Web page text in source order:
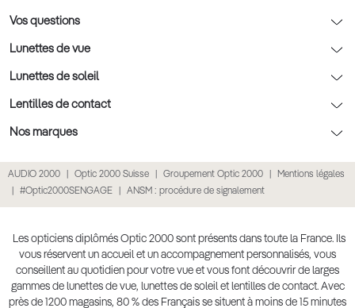
Rendez-vous prévision
Nos conseils lentilles
Nos conseils enfants
Nos conseils santé visuelle
Tout savoir sur nos verres
Optic 2000 à domicile
Le contrôle de la vue chez votre opticien
L'entretien de votre équipement
La prise de rendez-vous en ligne
Point expert basse vision
Click & collect : Livraison gratuite en magasin
Accessibilité
Vos questions
Politique cookies
Conditions des offres
Politique de confidentialité des données
Retours et remboursements
Lunettes de vue
Lunettes de vue
Lunettes de vue homme
Lunettes de vue femme
Lunettes de vue Ray-Ban
Lunettes de vue Gucci
Lunettes de vue Chloé
Lunettes de vue Burberry
Lunettes de soleil
Lunettes de soleil
Lunettes de soleil homme
Lunettes de soleil enfant
Lunettes de soleil Ray-Ban
Lunettes de soleil Prada
Lunettes de soleil Gucci
Soldes Ete 2025
Lentilles de contact
Lentilles de contact
Lentille de nuit
Lentilles journalières
Produit lentilles
Nos marques
Lunettes Prada
Lunettes Guess
Lunettes Chloé
Lunettes Versace
AUDIO 2000 Optic 2000 Suisse Groupement Optic 2000
Mentions légales
#Optic2000SENGAGE
ANSM : procédure de signalement
Les opticiens diplômés Optic 2000 sont présents dans toute la France. Ils
vous réservent un accueil et un accompagnement personnalisés, vous
conseillent au quotidien pour votre vue et vous font découvrir de larges
gammes de lunettes de vue, lunettes de soleil et lentilles de contact. Avec
près de 1200 magasins, 80 % des Français se situent à moins de 15 minutes